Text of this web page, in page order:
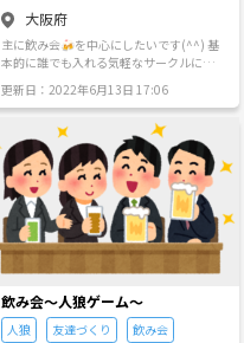
大阪府
主に飲み会🍻を中心にしたいです(^^) 基
本的に誰でも入れる気軽なサークルにし
たらと思います⛩
更新日：2022年6月13日 17:06
飲み会〜人狼ゲーム〜
人狼 友達づくり 飲み会